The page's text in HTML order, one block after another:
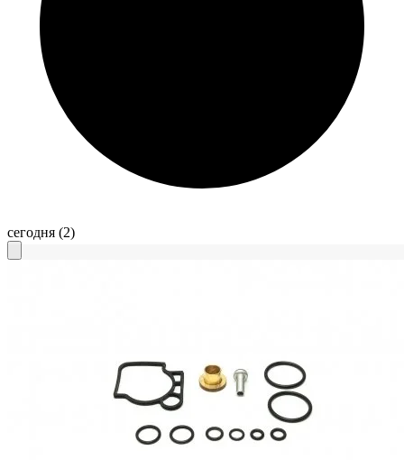
сегодня (2)